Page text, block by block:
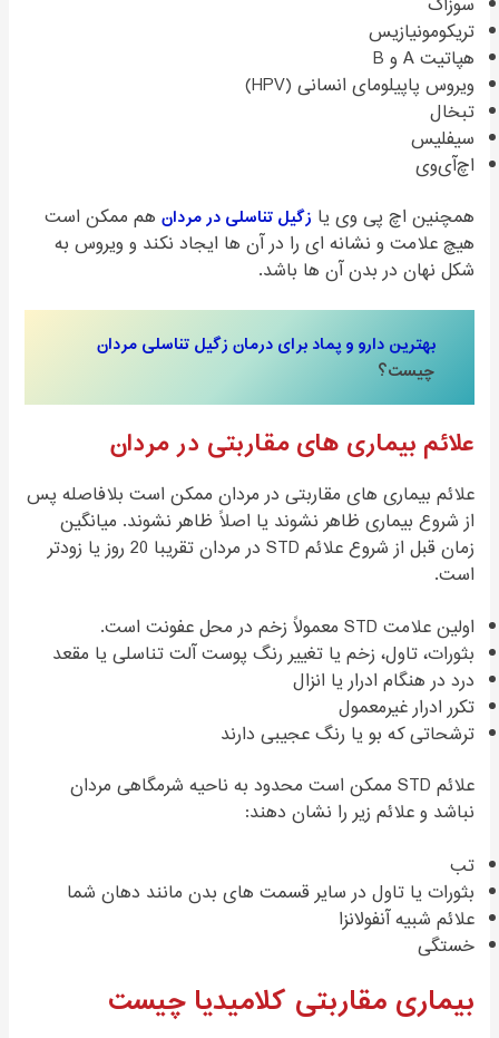
تریکومونیازیس
هپاتیت A و B
ویروس پاپیلومای انسانی (HPV)
تبخال
سیفلیس
اچ‌آی‌وی
همچنین اچ پی وی یا زگیل تناسلی در مردان هم ممکن است
هیچ علامت و نشانه ای را در آن ها ایجاد نکند و ویروس به
شکل نهان در بدن آن ها باشد.
بهترین دارو و پماد برای درمان زگیل تناسلی مردان
چیست؟
علائم بیماری های مقاربتی در مردان
علائم بیماری های مقاربتی در مردان ممکن است بلافاصله پس
از شروع بیماری ظاهر نشوند یا اصلاً ظاهر نشوند. میانگین
زمان قبل از شروع علائم STD در مردان تقریبا 20 روز یا زودتر
است.
اولین علامت STD معمولاً زخم در محل عفونت است.
بثورات، تاول، زخم یا تغییر رنگ پوست آلت تناسلی یا مقعد
درد در هنگام ادرار یا انزال
تکرر ادرار غیرمعمول
ترشحاتی که بو یا رنگ عجیبی دارند
علائم STD ممکن است محدود به ناحیه شرمگاهی مردان
نباشد و علائم زیر را نشان دهند:
تب
بثورات یا تاول در سایر قسمت های بدن مانند دهان شما
علائم شبیه آنفولانزا
خستگی
بیماری مقاربتی کلامیدیا چیست